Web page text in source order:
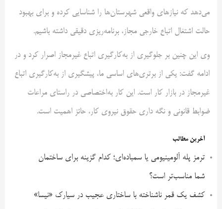
می‌دهد که نیازهای واقعی شهرستان‌ها را شناسایی کرده و برای بهبود
حالت اشتغال اتباع خارجی مجاز، برنامه‌ریزی دقیقی داشته باشیم.
وی این چنین بر جلوگیری از به‌کارگیری اتباع غیرمجاز اصرار کرد و در
ادامه گفت: یکی از برتری‌های اساسی ما، پیشگیری از به‌کارگیری اتباع
غیرمجاز در بازار کار است. این کار به‌اختصاصی در راستای مراعات
ضوابط قانونی و نگه داری حقوق نیروی کار، حائز اهمیت است.
آخرین مطالب
ترمز پله آلومینیومی یا سمباده‌ای؛ کدام گزینه برای ساختمان
شما مناسب‌تر است؟
کشف یک قمر ناشناخته با ساختاری عجیب در سیارک «نیسا»